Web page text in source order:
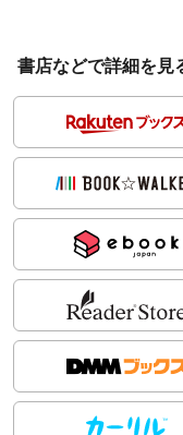
書店などで詳細を見